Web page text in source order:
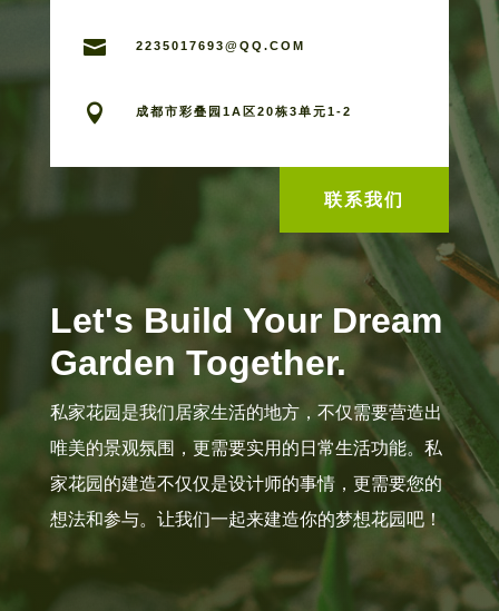
 2235017693@QQ.COM
 成都市彩叠园1A区20栋3单元1-2
联系我们
Let's Build Your Dream
Garden Together.
私家花园是我们居家生活的地方，不仅需要营造出
唯美的景观氛围，更需要实用的日常生活功能。私
家花园的建造不仅仅是设计师的事情，更需要您的
想法和参与。让我们一起来建造你的梦想花园吧！